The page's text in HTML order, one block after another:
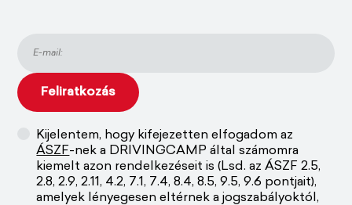
Kijelentem, hogy kifejezetten elfogadom az
ÁSZF-nek a DRIVINGCAMP által számomra
kiemelt azon rendelkezéseit is (Lsd. az ÁSZF 2.5,
2.8, 2.9, 2.11, 4.2, 7.1, 7.4, 8.4, 8.5, 9.5, 9.6 pontjait),
amelyek lényegesen eltérnek a jogszabályoktól,